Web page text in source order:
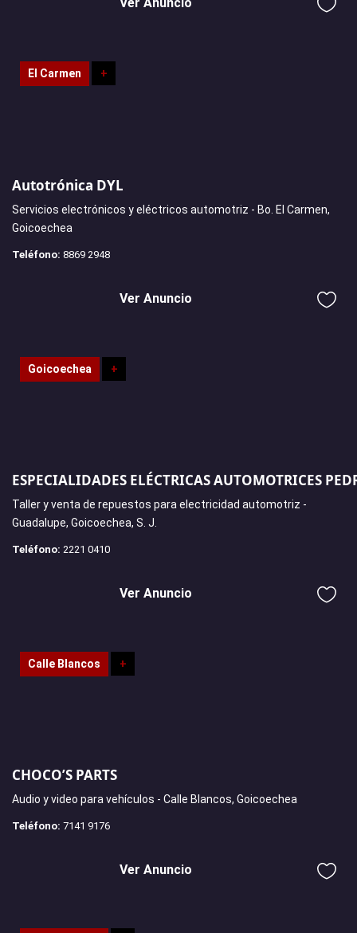
El Carmen +
Autotrónica DYL
Servicios electrónicos y eléctricos automotriz - Bo. El Carmen,
Goicoechea
Teléfono: 8869 2948
Ver Anuncio
Goicoechea +
ESPECIALIDADES ELÉCTRICAS AUTOMOTRICES
Taller y venta de repuestos para electricidad automotriz -
Guadalupe, Goicoechea, S. J.
Teléfono: 2221 0410
Ver Anuncio
Calle Blancos +
CHOCO’S PARTS
Audio y video para vehículos - Calle Blancos, Goicoechea
Teléfono: 7141 9176
Ver Anuncio